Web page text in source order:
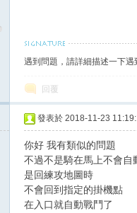
遇到問題，請詳細描述一下
回覆
發表於 2018-11-23
你好 我有類似的問題
不過不是騎在馬上不會自
是回練攻地圖時
不會回到指定的掛機點
在入口就自動戰鬥了